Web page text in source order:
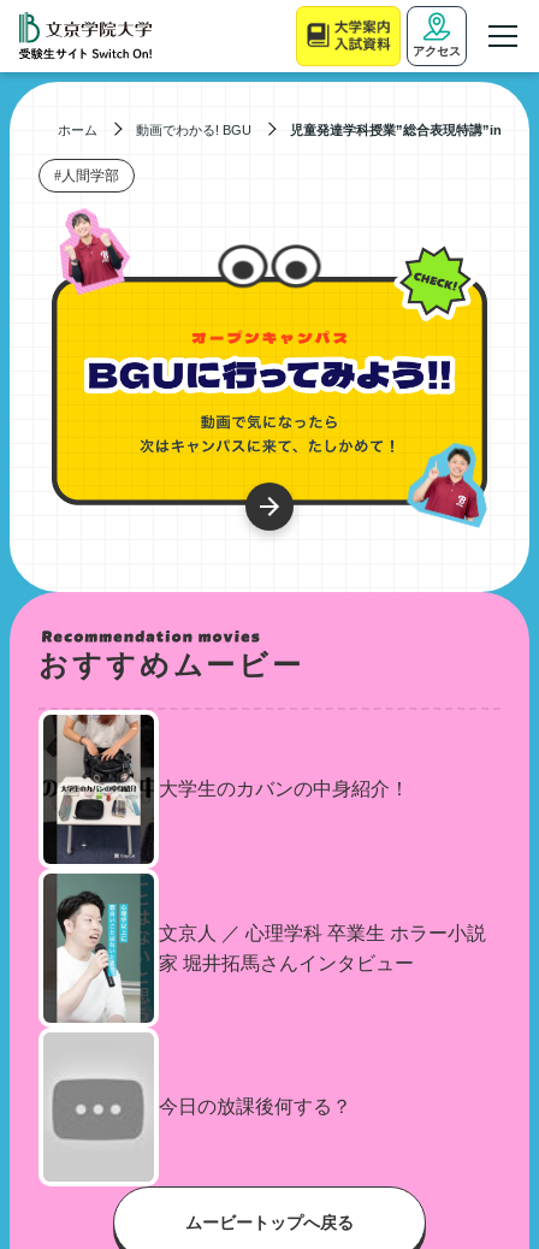
アクセス
ホーム 動画でわかる! BGU 児童発達学科授業”総合表現特講”in ふじ
#人間学部
おすすめムービー
大学生のカバンの中身紹介！
文京人 ／ 心理学科 卒業生 ホラー小説
家 堀井拓馬さんインタビュー
今日の放課後何する？
ムービートップへ戻る